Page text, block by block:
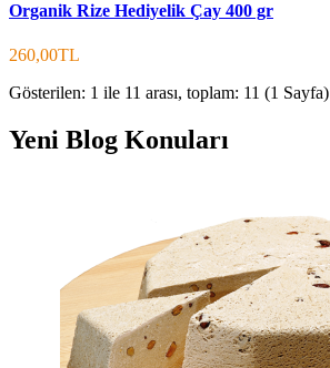
Organik Rize Hediyelik Çay 400 gr
260,00TL
Gösterilen: 1 ile 11 arası, toplam: 11 (1 Sayfa)
Yeni Blog Konuları